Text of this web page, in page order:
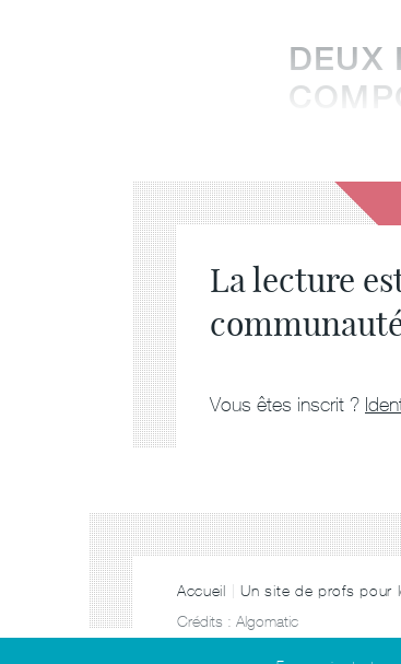
DEUX
La lecture
Vous êtes inscrit ?
Accueil Un site de profs pour
Crédits : Algomatic